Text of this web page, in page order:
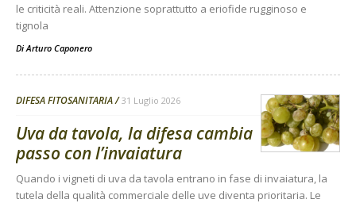
le criticità reali. Attenzione soprattutto a eriofide rugginoso e
tignola
Di Arturo Caponero
DIFESA FITOSANITARIA 31 Luglio 2026
Uva da tavola, la difesa cambia
passo con l’invaiatura
Quando i vigneti di uva da tavola entrano in fase di invaiatura, la
tutela della qualità commerciale delle uve diventa prioritaria. Le